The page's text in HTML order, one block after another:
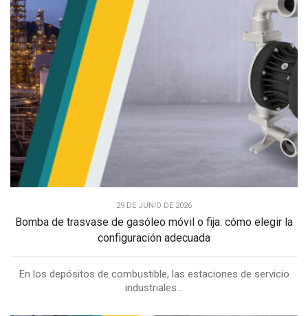
29 DE JUNIO DE 2026
Bomba de trasvase de gasóleo móvil o fija: cómo elegir la
configuración adecuada
En los depósitos de combustible, las estaciones de servicio
industriales...